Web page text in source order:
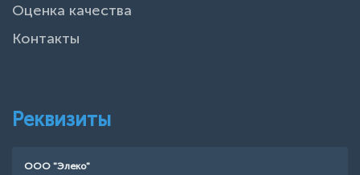
Оценка качества
Контакты
Реквизиты
ООО "Элеко"